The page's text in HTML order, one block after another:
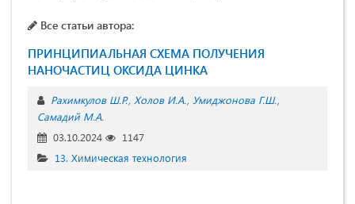
Все статьи автора:
ПРИНЦИПИАЛЬНАЯ СХЕМА ПОЛУЧЕНИЯ
НАНОЧАСТИЦ ОКСИДА ЦИНКА
Рахимкулов Ш.Р. Холов И.А. Умиджонова Г.Ш.
Самадий М.А.
03.10.2024
1147
13. Химическая технология